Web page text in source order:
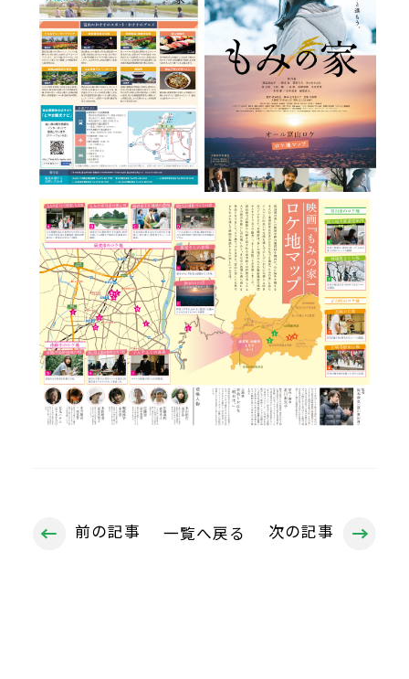
前の記事 一覧へ戻る 次の記事